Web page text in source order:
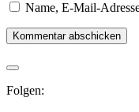
Name, E-Mail-
Folgen: